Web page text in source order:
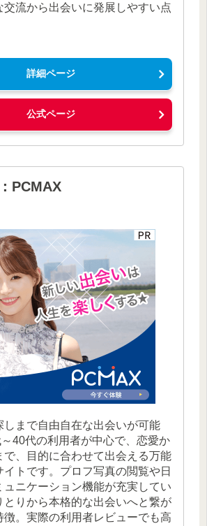
交流から出会いに発展しやすい点
詳細ページ
公式ページ
PCMAX
しまで自由自在な出会いが可能
40代の利用者が中心で、恋愛か
で、目的に合わせて出会える万能
トです。プロフ写真の閲覧や日
ュニケーション機能が充実してい
とりから本格的な出会いへと繋が
徴。実際の利用者レビューでも高